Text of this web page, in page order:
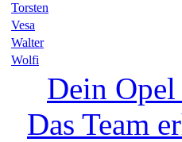
Torsten
Vesa
Walter
Wolfi
Dein
Das Team